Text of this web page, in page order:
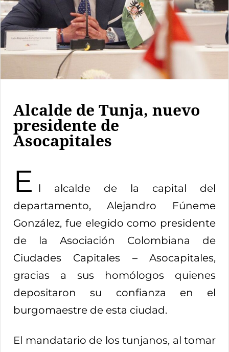
Alcalde de Tunja, nuevo
presidente de
Asocapitales
E
l alcalde de la capital del
departamento, Alejandro Fúneme
González, fue elegido como presidente
de la Asociación Colombiana de
Ciudades Capitales – Asocapitales,
gracias a sus homólogos quienes
depositaron su confianza en el
burgomaestre de esta ciudad.
El mandatario de los tunjanos, al tomar